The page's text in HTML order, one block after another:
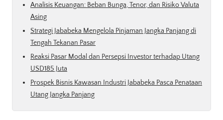
Analisis Keuangan: Beban Bunga, Tenor, dan Risiko Valuta
Asing
Strategi Jababeka Mengelola Pinjaman Jangka Panjang di
Tengah Tekanan Pasar
Reaksi Pasar Modal dan Persepsi Investor terhadap Utang
USD185 Juta
Prospek Bisnis Kawasan Industri Jababeka Pasca Penataan
Utang Jangka Panjang